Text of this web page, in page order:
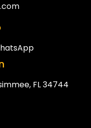
FL 34744